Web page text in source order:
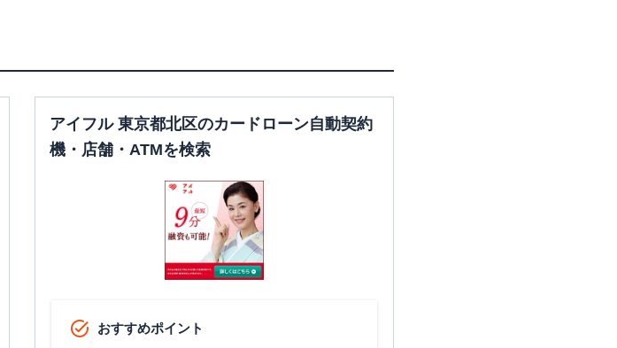
アイフル 東京都北区のカードローン自動契約
機・店舗・ATMを検索
おすすめポイント